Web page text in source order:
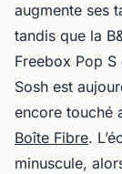
augmente ses
tandis que la
Freebox Pop
Sosh est
encore touché
Boîte Fibre.
minuscule,